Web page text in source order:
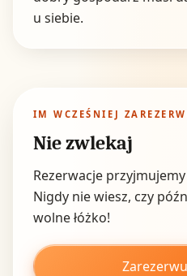
u siebie.
IM WCZEŚNIEJ
Nie zwlekaj
Rezerwacje
Nigdy nie wiesz, czy
wolne łóżko!